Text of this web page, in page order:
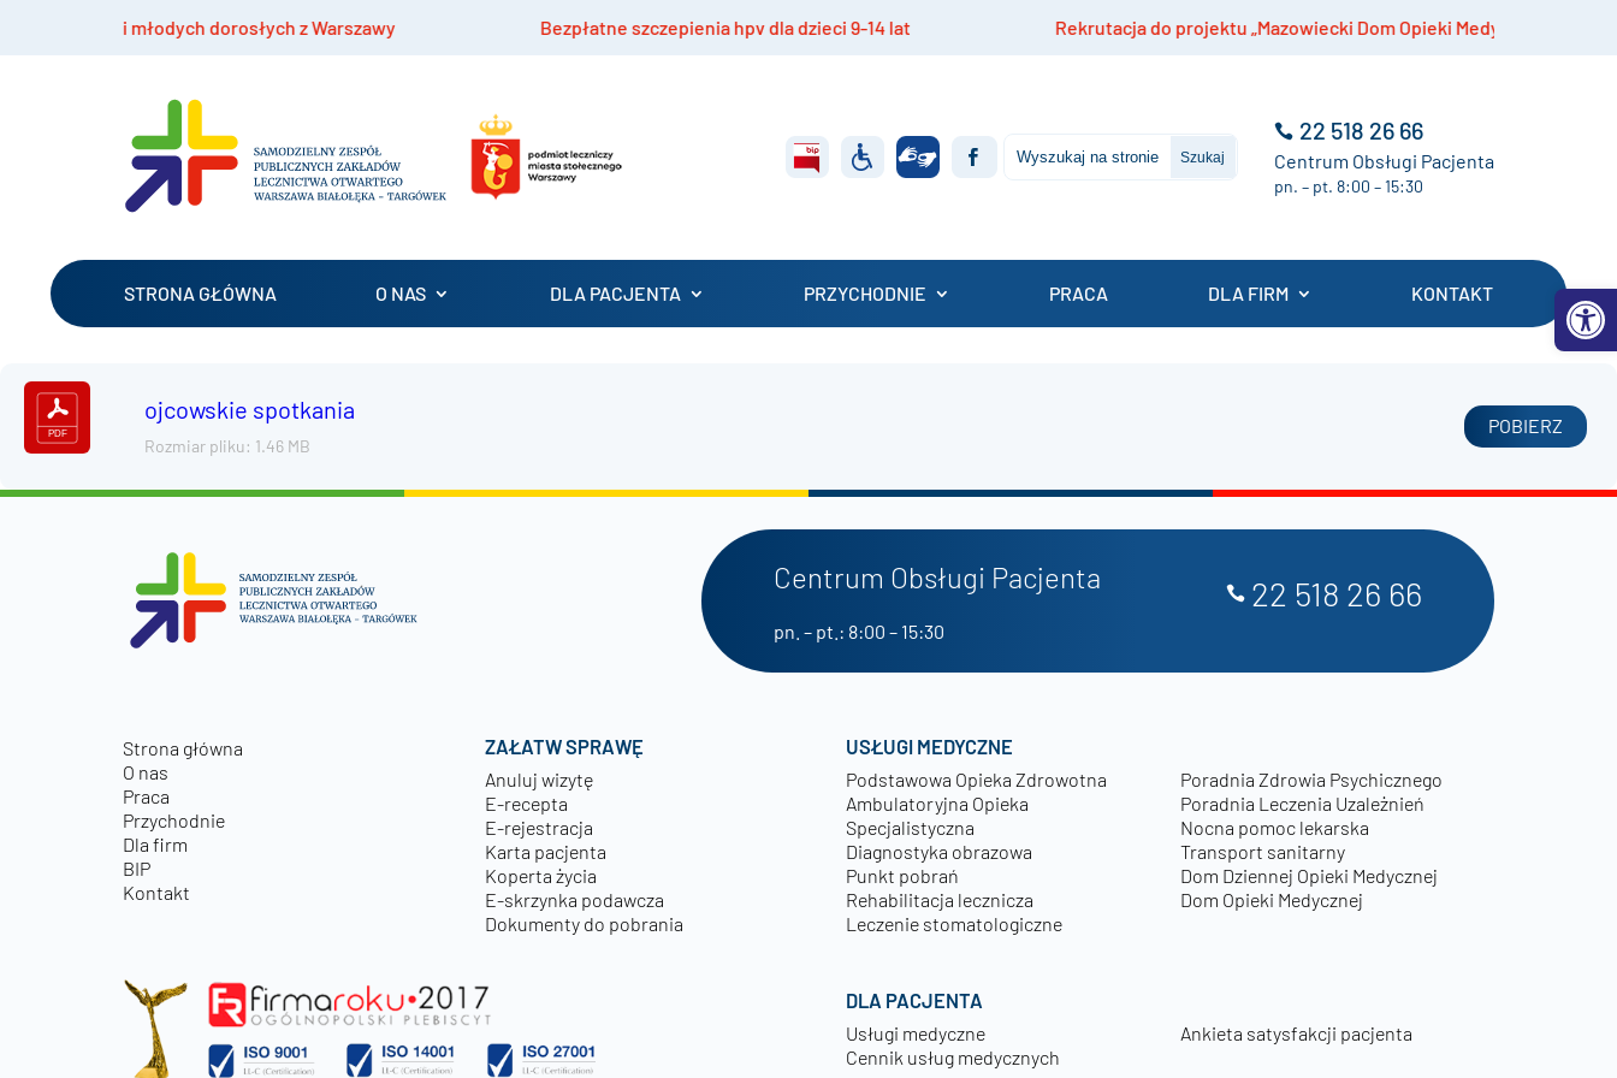
i młodych dorosłych z Warszawy Bezpłatne szczepienia hpv dla dzieci 9-14 lat Rekrutacja do projektu „Mazowiecki Dom Opieki Medycznej”
22 518 26 66
Centrum Obsługi Pacjenta
pn. – pt. 8:00 – 15:30
STRONA GŁÓWNA O NAS DLA PACJENTA PRZYCHODNIE PRACA DLA FIRM KONTAKT
ojcowskie spotkania
Rozmiar pliku: 1.46 MB
POBIERZ
Centrum Obsługi Pacjenta
pn. – pt.: 8:00 – 15:30
22 518 26 66
Strona główna
O nas
Praca
Przychodnie
Dla firm
BIP
Kontakt
ZAŁATW SPRAWĘ
Anuluj wizytę
E-recepta
E-rejestracja
Karta pacjenta
Koperta życia
E-skrzynka podawcza
Dokumenty do pobrania
USŁUGI MEDYCZNE
Podstawowa Opieka Zdrowotna
Ambulatoryjna Opieka
Specjalistyczna
Diagnostyka obrazowa
Punkt pobrań
Rehabilitacja lecznicza
Leczenie stomatologiczne
Poradnia Zdrowia Psychicznego
Poradnia Leczenia Uzależnień
Nocna pomoc lekarska
Transport sanitarny
Dom Dziennej Opieki Medycznej
Dom Opieki Medycznej
DLA PACJENTA
Usługi medyczne
Cennik usług medycznych
Ankieta satysfakcji pacjenta